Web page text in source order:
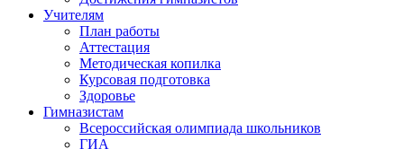
Учителям
План работы
Аттестация
Методическая копилка
Курсовая подготовка
Здоровье
Гимназистам
Всероссийская олимпиада школьников
ГИА